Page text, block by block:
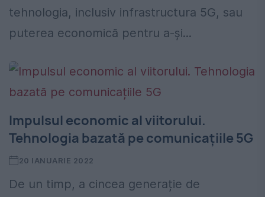
tehnologia, inclusiv infrastructura 5G, sau
puterea economică pentru a-și...
Impulsul economic al viitorului.
Tehnologia bazată pe comunicațiile 5G
20 IANUARIE 2022
De un timp, a cincea generație de